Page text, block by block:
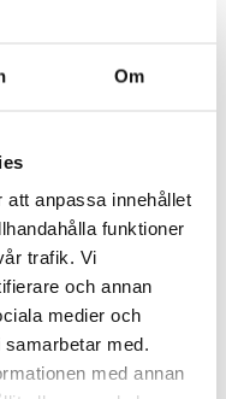
Om
att anpassa innehållet
funktioner
trafik. Vi
och annan
medier och
med.
med annan
9
21
28 29 30
4 5